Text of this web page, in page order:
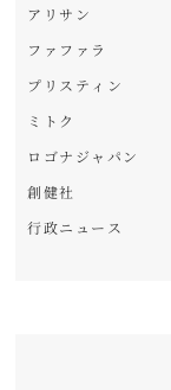
アリサン
ファファラ
プリスティン
ミトク
ロゴナジャパン
創健社
行政ニュース